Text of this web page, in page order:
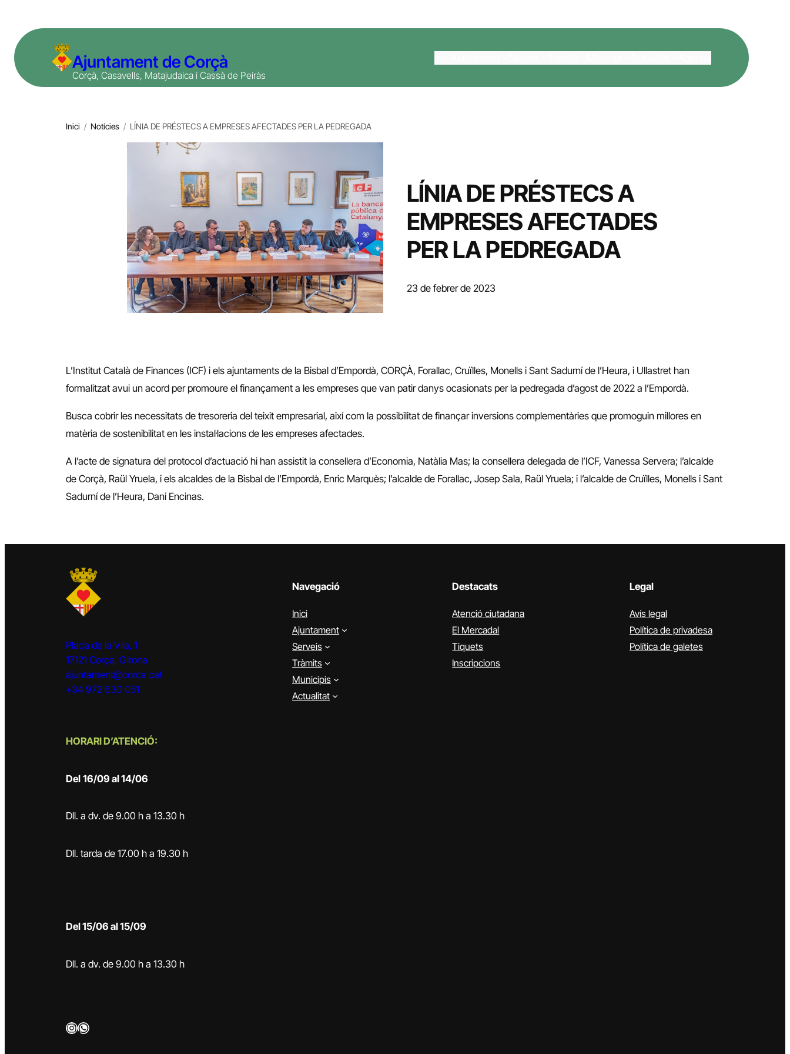
contingut
Ajuntament de Corçà
Corçà, Casavells, Matajudaica i Cassà de Peiràs
Inici / Notícies / LÍNIA DE PRÉSTECS A EMPRESES AFECTADES PER LA PEDREGADA
LÍNIA DE PRÉSTECS A
EMPRESES AFECTADES
PER LA PEDREGADA
23 de febrer de 2023
L’Institut Català de Finances (ICF) i els ajuntaments de la Bisbal d’Empordà, CORÇÀ, Forallac, Cruïlles, Monells i Sant Sadurní de l’Heura, i Ullastret han
formalitzat avui un acord per promoure el finançament a les empreses que van patir danys ocasionats per la pedregada d’agost de 2022 a l’Empordà.
Busca cobrir les necessitats de tresoreria del teixit empresarial, així com la possibilitat de finançar inversions complementàries que promoguin millores en
matèria de sostenibilitat en les instal·lacions de les empreses afectades.
A l’acte de signatura del protocol d’actuació hi han assistit la consellera d’Economia, Natàlia Mas; la consellera delegada de l’ICF, Vanessa Servera; l’alcalde
de Corçà, Raül Yruela, i els alcaldes de la Bisbal de l’Empordà, Enric Marquès; l’alcalde de Forallac, Josep Sala, Raül Yruela; i l’alcalde de Cruïlles, Monells i Sant
Sadurní de l’Heura, Dani Encinas.
Plaça de la Vila, 1
17121 Corçà, Girona
ajuntament@corca.cat
+34 972 630 051
HORARI D’ATENCIÓ:
Del 16/09 al 14/06
Dll. a dv. de 9.00 h a 13.30 h
Dll. tarda de 17.00 h a 19.30 h
Del 15/06 al 15/09
Dll. a dv. de 9.00 h a 13.30 h
InstagramWhatsApp
Navegació
Inici
Ajuntament
Serveis
Tràmits
Municipis
Actualitat
Destacats
Atenció ciutadana
El Mercadal
Tiquets
Inscripcions
Legal
Avís legal
Política de privadesa
Política de galetes